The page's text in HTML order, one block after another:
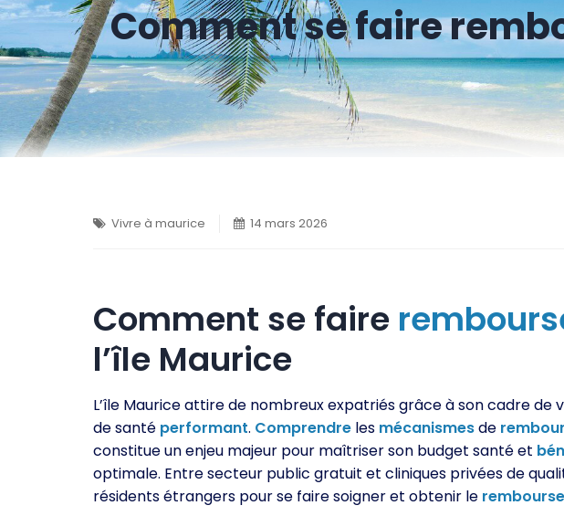
Comment se faire
Vivre à maurice 14 mars 2026
Comment se faire
l’île Maurice
L’île Maurice attire de nombreux expatriés grâce à son cadre de
de santé performant. Comprendre les mécanismesde
constitue un enjeu majeur pour maîtriser son budget santé et
optimale. Entre secteur public gratuit et cliniques privées de
résidents étrangers pour se faire soigner et obtenir le